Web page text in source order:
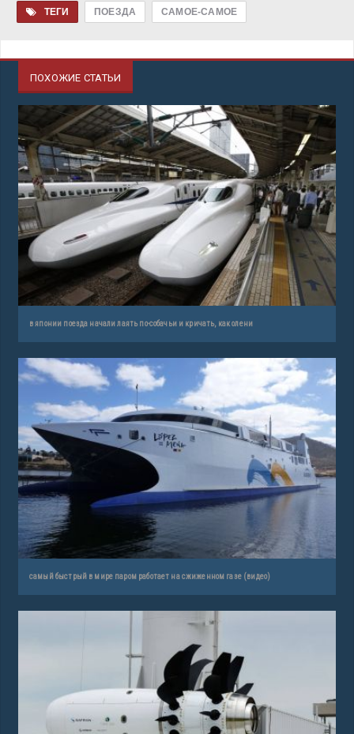
ТЕГИ ПОЕЗДА САМОЕ-САМОЕ
ПОХОЖИЕ СТАТЬИ
в японии поезда начали лаять по-собачьи и кричать, как олени
самый быстрый в мире паром работает на сжиженном газе (видео)